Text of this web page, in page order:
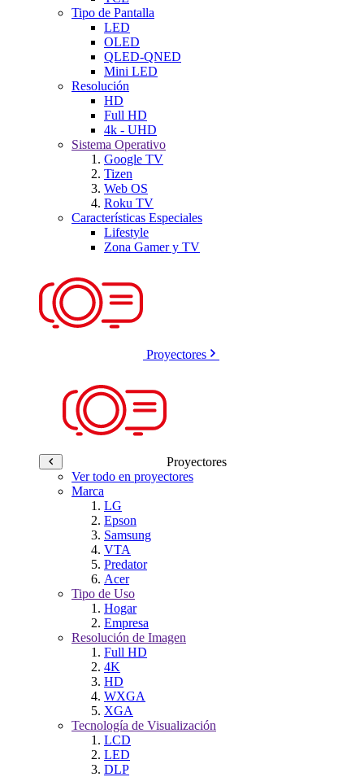
Tipo de Pantalla
LED
OLED
QLED-QNED
Mini LED
Resolución
HD
Full HD
4k - UHD
Sistema Operativo
Google TV
Tizen
Web OS
Roku TV
Características Especiales
Lifestyle
Zona Gamer y TV
Proyectores
Proyectores
Ver todo en proyectores
Marca
LG
Epson
Samsung
VTA
Predator
Acer
Tipo de Uso
Hogar
Empresa
Resolución de Imagen
Full HD
4K
HD
WXGA
XGA
Tecnología de Visualización
LCD
LED
DLP